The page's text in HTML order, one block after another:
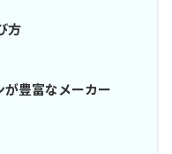
方
豊富なメーカー